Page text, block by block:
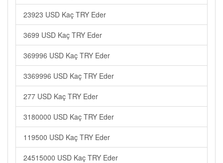
23923 USD Kaç TRY Eder
3699 USD Kaç TRY Eder
369996 USD Kaç TRY Eder
3369996 USD Kaç TRY Eder
277 USD Kaç TRY Eder
3180000 USD Kaç TRY Eder
119500 USD Kaç TRY Eder
24515000 USD Kaç TRY Eder